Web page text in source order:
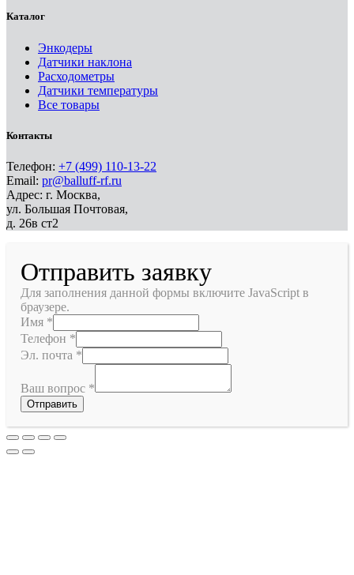
Каталог
Энкодеры
Датчики наклона
Расходометры
Датчики температуры
Все товары
Контакты
Телефон: +7 (499) 110-13-22
Email: pr@balluff-rf.ru
Адрес: г. Москва,
ул. Большая Почтовая,
д. 26в ст2
Отправить заявку
Для заполнения данной формы включите JavaScript в
браузере.
Имя *
Телефон *
Эл. почта *
Ваш вопрос *
Отправить